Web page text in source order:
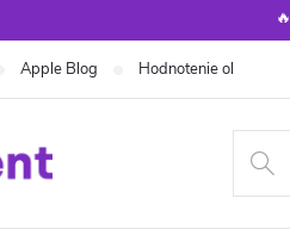
🔥
Apple Blog Hodnotenie obchodu